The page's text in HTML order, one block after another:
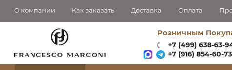
О компании Как заказать Доставка Оплата
Розничным
+7 (499) 638-63-
+7 (916) 854-60-73‬